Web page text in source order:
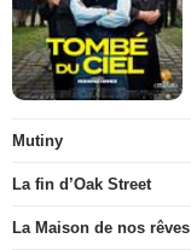
Mutiny
La fin d’Oak Street
La Maison de nos rêves